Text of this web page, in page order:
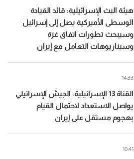
هيئة البث الإسرائيلية: قائد القيادة
الوسطى الأميركية يصل إلى إسرائيل
وسيبحث تطورات اتفاق غزة
وسيناريوهات التعامل مع إيران
القناة 13 الإسرائيلية: الجيش الإسرائيلي
يواصل الاستعداد لاحتمال القيام
بهجوم مستقل على إيران
14:33
10:41